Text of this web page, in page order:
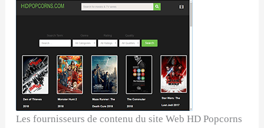
Les fournisseurs de contenu du site Web HD Popcorns